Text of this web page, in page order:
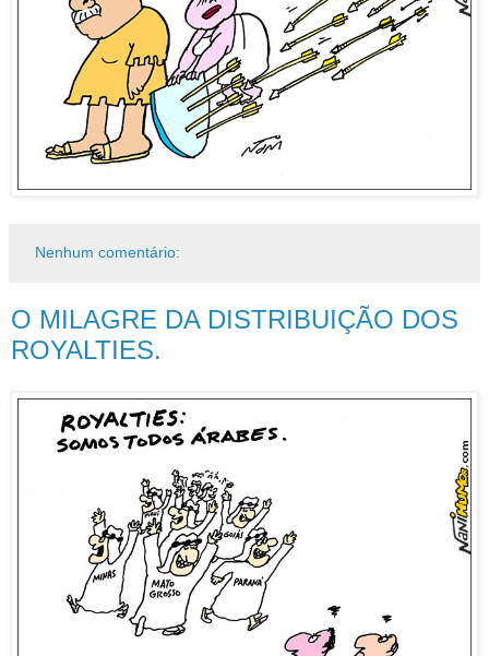
Nenhum comentário:
O MILAGRE DA DISTRIBUIÇÃO DOS
ROYALTIES.